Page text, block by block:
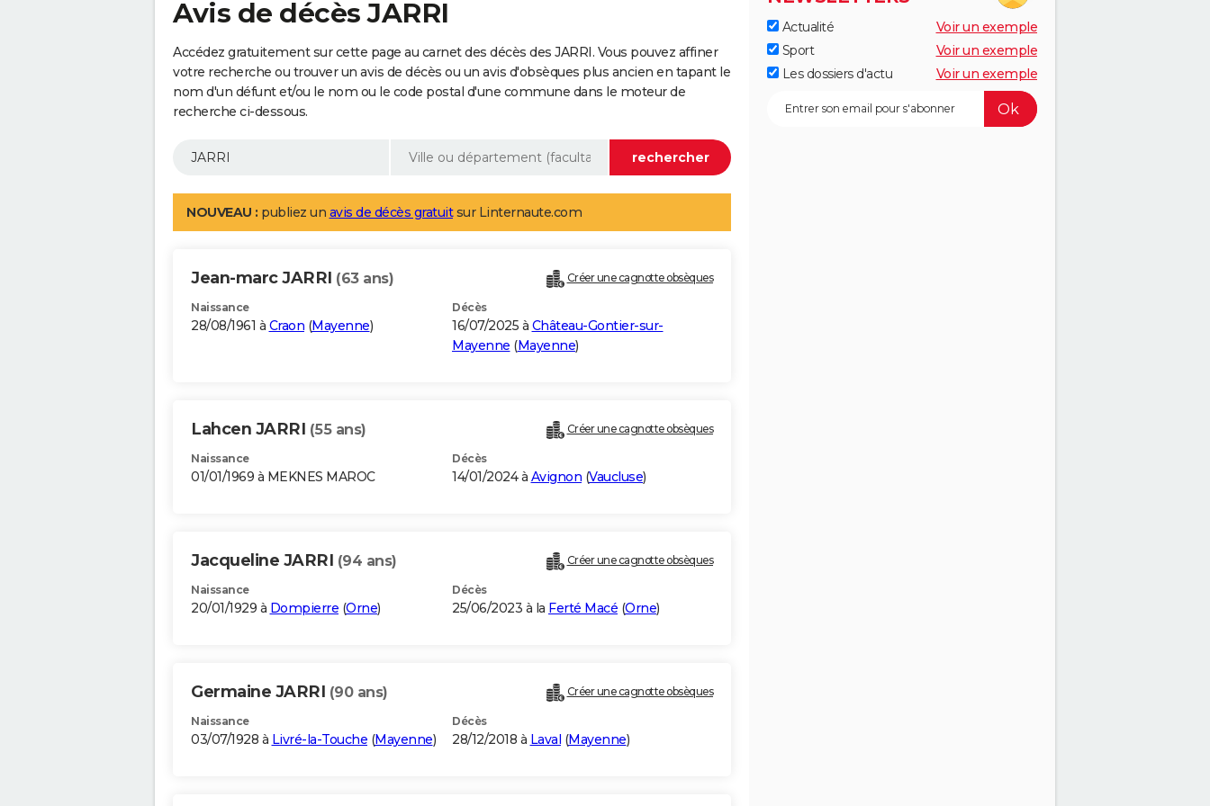
Avis de décès JARRI
Accédez gratuitement sur cette page au carnet des décès des JARRI. Vous pouvez affiner
votre recherche ou trouver un avis de décès ou un avis d'obsèques plus ancien en tapant le
nom d'un défunt et/ou le nom ou le code postal d'une commune dans le moteur de
recherche ci-dessous.
NOUVEAU : publiez un avis de décès gratuitsur Linternaute.com
Jean-marc JARRI (63 ans) Créer une cagnotte obsèques
Naissance
28/08/1961 à Craon (Mayenne)
Décès
16/07/2025 à Château-Gontier-sur-
Mayenne (Mayenne)
Lahcen JARRI (55 ans) Créer une cagnotte obsèques
Naissance
01/01/1969 à MEKNES MAROC
Décès
14/01/2024 à Avignon (Vaucluse)
Jacqueline JARRI (94 ans) Créer une cagnotte obsèques
Naissance
20/01/1929 à Dompierre (Orne)
Décès
25/06/2023 à la Ferté Macé (Orne)
Germaine JARRI (90 ans) Créer une cagnotte obsèques
Naissance
03/07/1928 à Livré-la-Touche (Mayenne)
Décès
28/12/2018 à Laval (Mayenne)
Actualité
Voir un exemple
Sport
Voir un exemple
Les dossiers d'actu
Voir un exemple